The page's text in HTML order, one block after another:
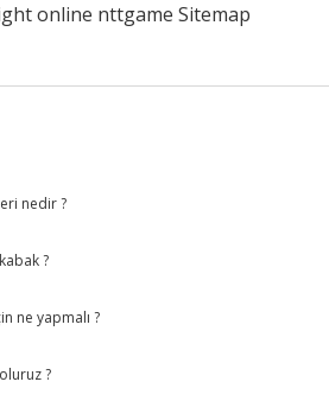
online nttgame Sitemap
nedir ?
?
ne yapmalı ?
?